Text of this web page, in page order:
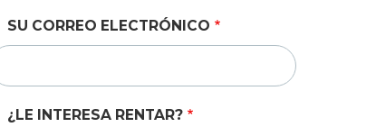
SU CORREO ELECTRÓNICO
¿LE INTERESA RENTAR?